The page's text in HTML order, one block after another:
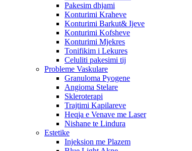
Pakesim dhjami
Konturimi Kraheve
Konturimi Barkut& Ijeve
Konturimi Kofsheve
Konturimi Mjekres
Tonifikim i Lekures
Celuliti pakesimi tij
Probleme Vaskulare
Granuloma Pyogene
Angioma Stelare
Skleroterapi
Trajtimi Kapilareve
Heqja e Venave me Laser
Nishane te Lindura
Estetike
Injeksion me Plazem